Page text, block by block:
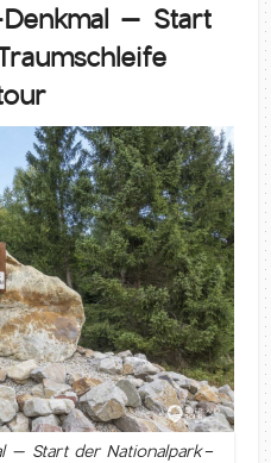
– Start
– Start der Nationalpark-